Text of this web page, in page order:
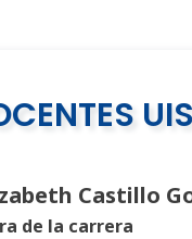
Castillo
de la carrera